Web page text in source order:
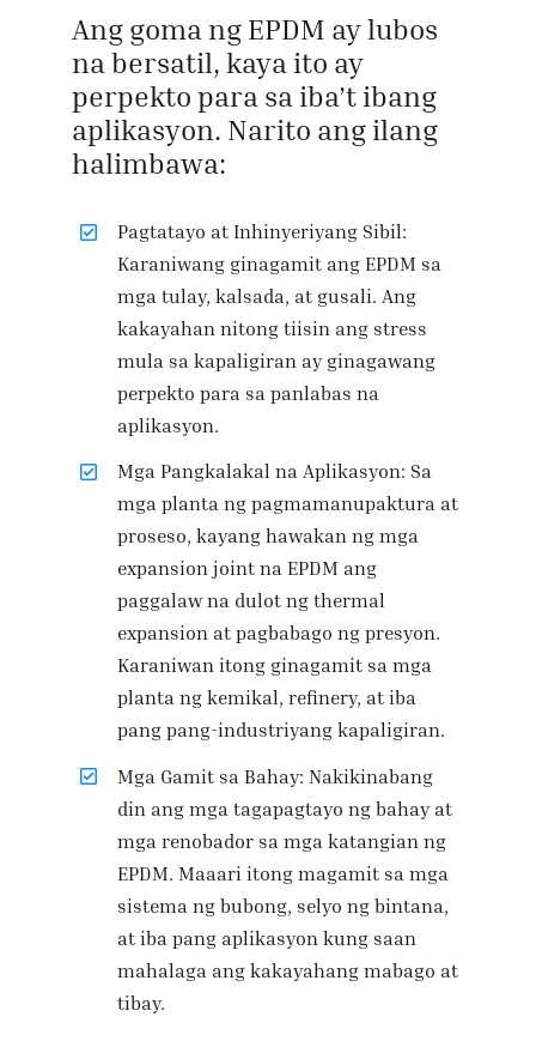
Ang goma ng EPDM ay lubos
na bersatil, kaya ito ay
perpekto para sa iba’t ibang
aplikasyon. Narito ang ilang
halimbawa:
Pagtatayo at Inhinyeriyang Sibil:
Karaniwang ginagamit ang EPDM sa
mga tulay, kalsada, at gusali. Ang
kakayahan nitong tiisin ang stress
mula sa kapaligiran ay ginagawang
perpekto para sa panlabas na
aplikasyon.
Mga Pangkalakal na Aplikasyon: Sa
mga planta ng pagmamanupaktura at
proseso, kayang hawakan ng mga
expansion joint na EPDM ang
paggalaw na dulot ng thermal
expansion at pagbabago ng presyon.
Karaniwan itong ginagamit sa mga
planta ng kemikal, refinery, at iba
pang pang-industriyang kapaligiran.
Mga Gamit sa Bahay: Nakikinabang
din ang mga tagapagtayo ng bahay at
mga renobador sa mga katangian ng
EPDM. Maaari itong magamit sa mga
sistema ng bubong, selyo ng bintana,
at iba pang aplikasyon kung saan
mahalaga ang kakayahang mabago at
tibay.